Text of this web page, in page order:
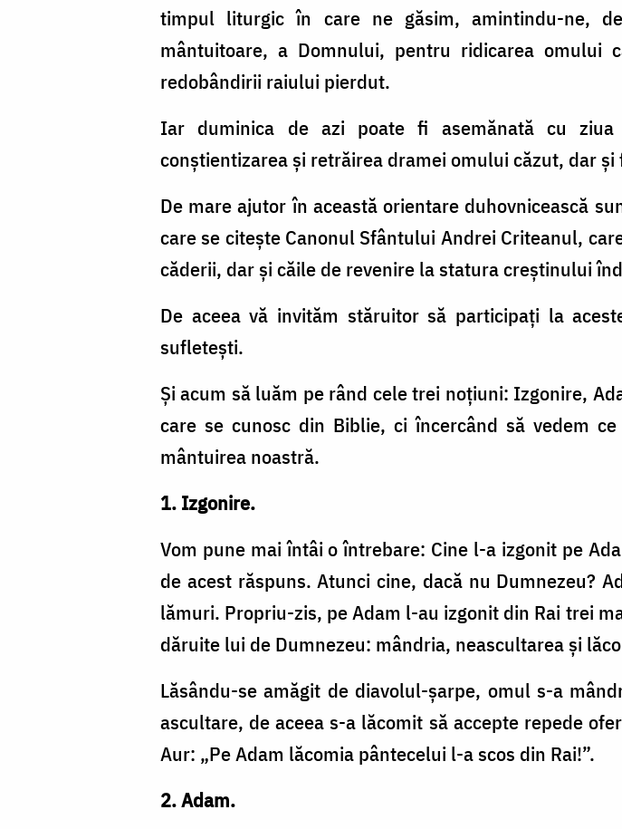
timpul liturgic în care ne găsim, amintindu-ne,
mântuitoare, a Domnului, pentru ridicarea
redobândirii raiului pierdut.
Iar duminica de azi poate fi asemănată cu
conştientizarea şi retrăirea dramei omului căzut, dar
De mare ajutor în această orientare duhovnicească
care se citeşte Canonul Sfântului Andrei Criteanul,
căderii, dar şi căile de revenire la statura creştinului
De aceea vă invităm stăruitor să participaţi la
sufleteşti.
Şi acum să luăm pe rând cele trei noţiuni: Izgonire,
care se cunosc din Biblie, ci încercând să vedem
mântuirea noastră.
1. Izgonire.
Vom pune mai întâi o întrebare: Cine l-a izgonit pe
de acest răspuns. Atunci cine, dacă nu Dumnezeu?
lămuri. Propriu-zis, pe Adam l-au izgonit din Rai trei
dăruite lui de Dumnezeu: mândria, neascultarea şi
Lăsându-se amăgit de diavolul-şarpe, omul s-a
ascultare, de aceea s-a lăcomit să accepte repede
Aur: „Pe Adam lăcomia pântecelui l-a scos din Rai!”.
2. Adam.